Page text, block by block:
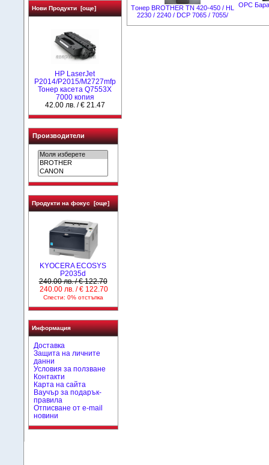
Нови Продукти [още]
HP LaserJet
P2014/P2015/M2727mfp
Тонер касета Q7553X
7000 копия
42.00 лв. / € 21.47
Производители
Продукти на фокус [още]
KYOCERA ECOSYS
P2035d
240.00 лв. / € 122.70
240.00 лв. / € 122.70
Спести: 0% отстъпка
Информация
Доставка
Защита на личните
данни
Условия за ползване
Контакти
Карта на сайта
Ваучър за подарък-
правила
Отписване от e-mail
новини
Tонер BROTHER TN 420-450 / HL
2230 / 2240 / DCP 7065 / 7055/
OPC